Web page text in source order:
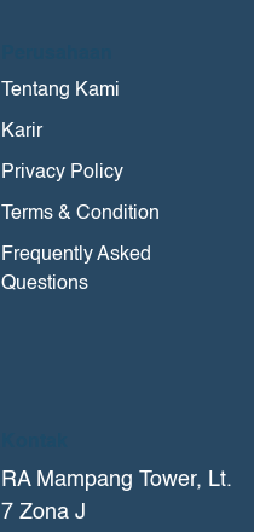
Tentang Kami
Karir
Privacy Policy
Terms & Condition
Frequently Asked
Questions
RA Mampang Tower, Lt.
7 Zona J